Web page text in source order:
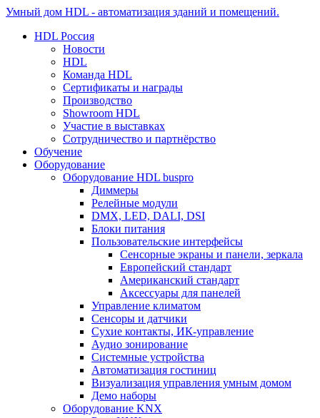
Умный дом HDL - автоматизация зданий и помещений.
HDL Россия
Новости
HDL
Команда HDL
Сертификаты и награды
Производство
Showroom HDL
Участие в выставках
Сотрудничество и партнёрство
Обучение
Оборудование
Оборудование HDL buspro
Диммеры
Релейные модули
DMX, LED, DALI, DSI
Блоки питания
Пользовательские интерфейсы
Сенсорные экраны и панели, зеркала
Европейский стандарт
Американский стандарт
Аксессуары для панелей
Управление климатом
Сенсоры и датчики
Сухие контакты, ИК-управление
Аудио зонирование
Системные устройства
Автоматизация гостиниц
Визуализация управления умным домом
Демо наборы
Оборудование KNX